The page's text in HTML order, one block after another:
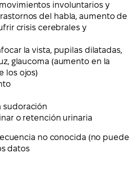
involuntarios y
del habla, aumento de
crisis cerebrales y
la vista, pupilas dilatadas,
glaucoma (aumento en la
los ojos)
sudoración
o retención urinaria
no conocida (no puede
datos